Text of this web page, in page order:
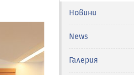
Новини
News
Галерия